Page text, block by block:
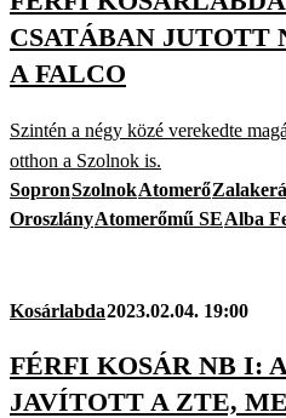
CSATÁBAN JUTOTT
A FALCO
Szintén a négy közé verekedte
otthon a Szolnok is.
SopronSzolnokAtomerő
OroszlányAtomerőmű SEAlba
Kosárlabda2023.02.04. 19:00
FÉRFI KOSÁR NB I:
JAVÍTOTT A ZTE,